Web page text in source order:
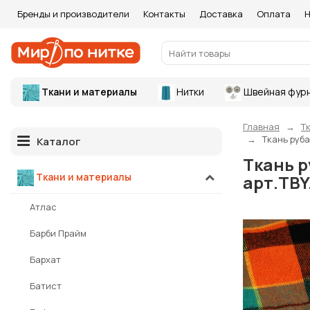
Бренды и производители Контакты Доставка Оплата
Ткани и материалы Нитки Швейная
Главная
Ткань
Ткань
Каталог
Ткани и материалы
Атлас
Барби Прайм
Бархат
Батист